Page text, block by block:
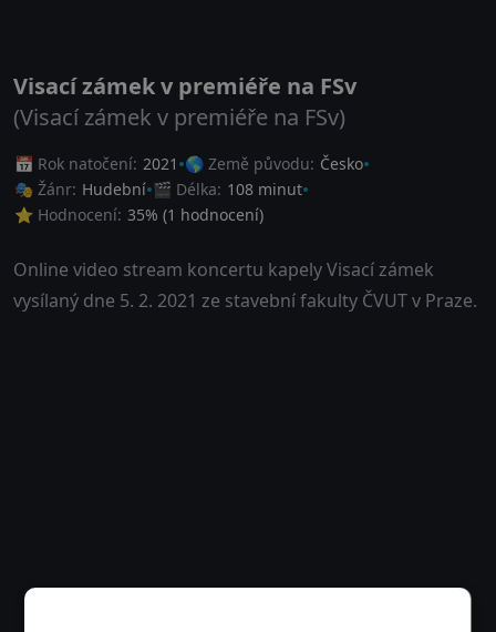
Visací zámek v premiéře na FSv
(Visací zámek v premiéře na FSv)
📅 Rok natočení: 2021 🌎 Země původu: Česko
🎭 Žánr: Hudební 🎬 Délka: 108 minut
⭐ Hodnocení: 35% (1 hodnocení)
Online video stream koncertu kapely Visací zámek
vysílaný dne 5. 2. 2021 ze stavební fakulty ČVUT v Praze.